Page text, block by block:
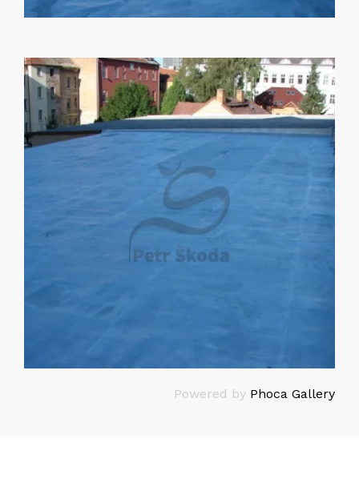
Powered by Phoca Gallery